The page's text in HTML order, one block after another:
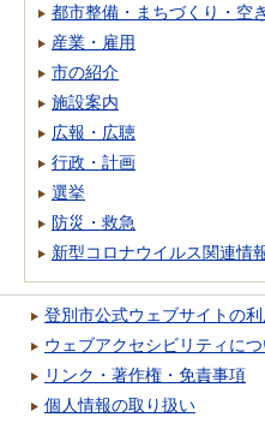
都市整備・まちづくり・空
産業・雇用
市の紹介
施設案内
広報・広聴
行政・計画
選挙
防災・救急
新型コロナウイルス関連情
登別市公式ウェブサイトの
ウェブアクセシビリティに
リンク・著作権・免責事項
個人情報の取り扱い